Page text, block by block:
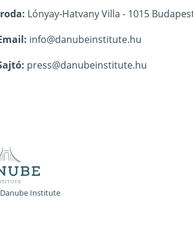
Lónyay-Hatvany Villa - 1015
info@danubeinstitute.hu
press@danubeinstitute.hu
Institute